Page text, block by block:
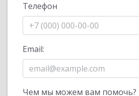
Телефон
Email:
Чем мы можем вам помочь?